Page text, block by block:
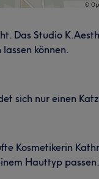
Das Studio
können.
sich nur einen
Kosmetikerin
Hauttyp passen.